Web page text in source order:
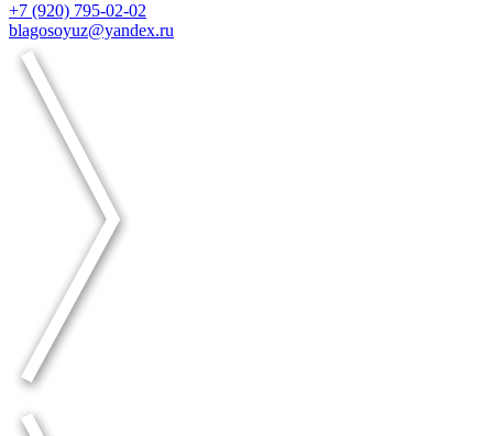
+7 (920) 795-02-02
blagosoyuz@yandex.ru